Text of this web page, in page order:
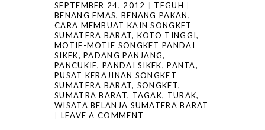
SEPTEMBER 24, 2012
TEGUH
BENANG EMAS, BENANG PAKAN,
CARA MEMBUAT KAIN SONGKET
SUMATERA BARAT, KOTO TINGGI,
MOTIF-MOTIF SONGKET PANDAI
SIKEK,PADANG PANJANG,
PANCUKIE,PANDAI SIKEK,PANTA,
PUSAT KERAJINAN SONGKET
SUMATERA BARAT, SONGKET,
SUMATRA BARAT, TAGAK, TURAK,
WISATA BELANJA SUMATERA BARAT
LEAVE A COMMENT